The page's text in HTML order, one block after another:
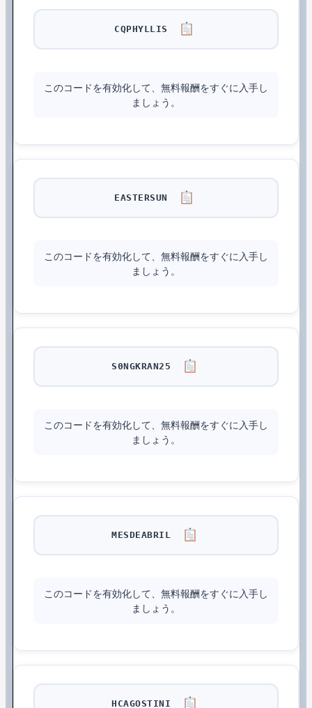
CQPHYLLIS
このコードを有効化して、無料報酬をすぐに入手し
ましょう。
EASTERSUN
このコードを有効化して、無料報酬をすぐに入手し
ましょう。
S0NGKRAN25
このコードを有効化して、無料報酬をすぐに入手し
ましょう。
MESDEABRIL
このコードを有効化して、無料報酬をすぐに入手し
ましょう。
HCAGOSTINI